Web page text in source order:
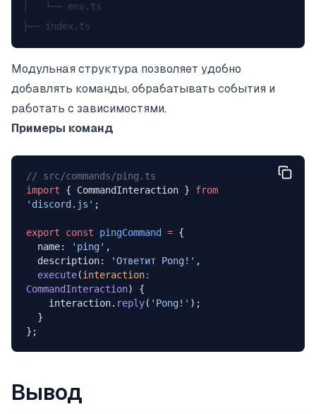
│   └── env.ts
Модульная структура позволяет удобно
добавлять команды, обрабатывать события и
работать с зависимостями.
Примеры команд
// src/commands/ping.ts
import { CommandInteraction } from
'discord.js' ;
export const pingCommand = {
  name:
'ping' ,
  description:
'Ответит Pong!' ,
  execute
(interaction:
CommandInteraction) {
    interaction.
reply( 'Pong!' );
  }
};
Вывод